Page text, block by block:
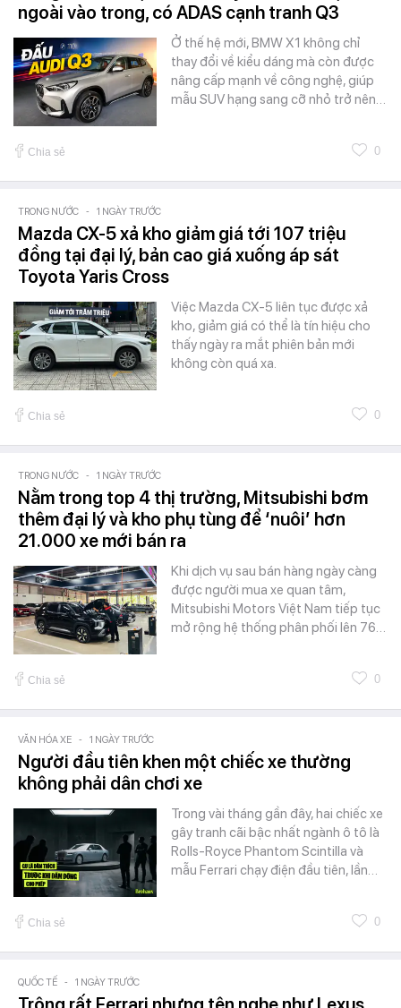
ngoài vào trong, có ADAS cạnh tranh Q3
Ở thế hệ mới, BMW X1 không chỉ
thay đổi về kiểu dáng mà còn được
nâng cấp mạnh về công nghệ, giúp
mẫu SUV hạng sang cỡ nhỏ trở nên…
Chia sẻ 0
TRONG NƯỚC - 1 NGÀY TRƯỚC
Mazda CX-5 xả kho giảm giá tới 107 triệu
đồng tại đại lý, bản cao giá xuống áp sát
Toyota Yaris Cross
Việc Mazda CX-5 liên tục được xả
kho, giảm giá có thể là tín hiệu cho
thấy ngày ra mắt phiên bản mới
không còn quá xa.
Chia sẻ 0
TRONG NƯỚC - 1 NGÀY TRƯỚC
Nằm trong top 4 thị trường, Mitsubishi bơm
thêm đại lý và kho phụ tùng để ‘nuôi’ hơn
21.000 xe mới bán ra
Khi dịch vụ sau bán hàng ngày càng
được người mua xe quan tâm,
Mitsubishi Motors Việt Nam tiếp tục
mở rộng hệ thống phân phối lên 76…
Chia sẻ 0
VĂN HÓA XE - 1 NGÀY TRƯỚC
Người đầu tiên khen một chiếc xe thường
không phải dân chơi xe
Trong vài tháng gần đây, hai chiếc xe
gây tranh cãi bậc nhất ngành ô tô là
Rolls-Royce Phantom Scintilla và
mẫu Ferrari chạy điện đầu tiên, lần…
Chia sẻ 0
QUỐC TẾ - 1 NGÀY TRƯỚC